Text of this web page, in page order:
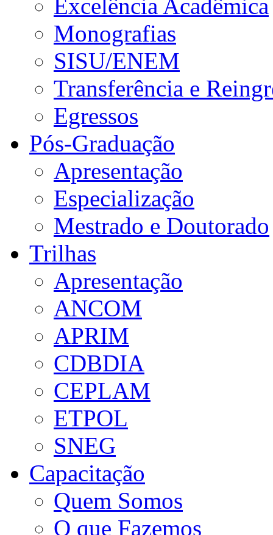
Excelência Acadêmica
Monografias
SISU/ENEM
Transferência e
Egressos
Pós-Graduação
Apresentação
Especialização
Mestrado e Doutorado
Trilhas
Apresentação
ANCOM
APRIM
CDBDIA
CEPLAM
ETPOL
SNEG
Capacitação
Quem Somos
O que Fazemos